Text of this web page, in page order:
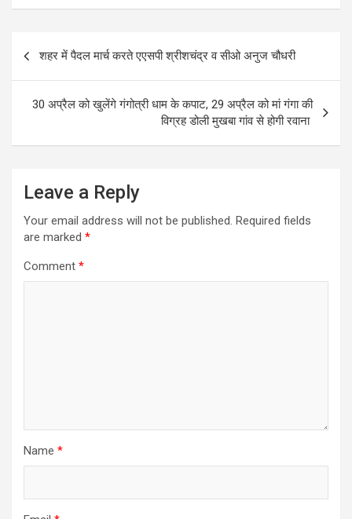
b
o
o
s
A
p
e
शहर में पैदल मार्च करते एएसपी श्रीशचंद्र व सीओ अनुज चौधरी
30 अप्रैल को खुलेंगे गंगोत्री धाम के कपाट, 29 अप्रैल को मां गंगा की
विग्रह डोली मुखबा गांव से होगी रवाना
Leave a Reply
Your email address will not be published. Required fields
are marked *
Comment *
Name *